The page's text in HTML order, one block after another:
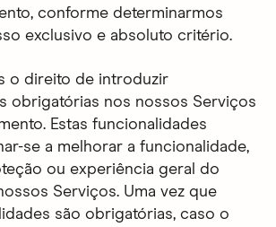
conforme determinarmos
exclusivo e absoluto critério.
o direito de introduzir
obrigatórias nos nossos Serviços
Estas funcionalidades
se a melhorar a funcionalidade,
ou experiência geral do
Serviços. Uma vez que
são obrigatórias, caso o